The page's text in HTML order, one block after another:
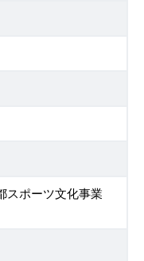
スポーツ文化事業